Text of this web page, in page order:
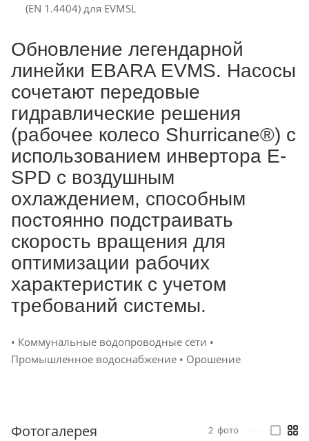
(EN 1.4404) для EVMSL
Обновление легендарной
линейки EBARA EVMS. Насосы
сочетают передовые
гидравлические решения
(рабочее колесо Shurricane®) с
использованием инвертора E-
SPD с воздушным
охлаждением, способным
постоянно подстраивать
скорость вращения для
оптимизации рабочих
характеристик с учетом
требований системы.
• Коммунальные водопроводные сети •
Промышленное водоснабжение • Орошение
Фотогалерея 2 фото